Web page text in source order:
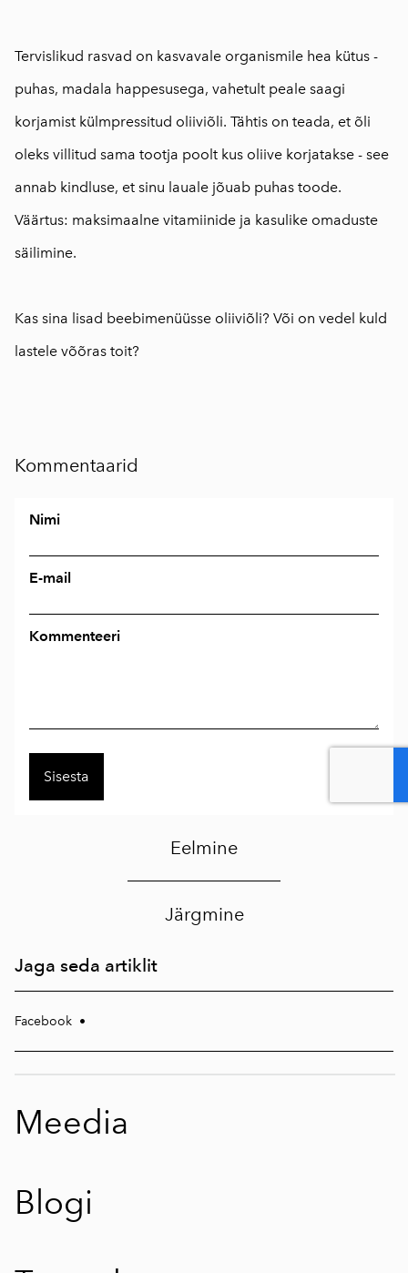
Tervislikud rasvad on kasvavale organismile hea kütus -
puhas, madala happesusega, vahetult peale saagi
korjamist külmpressitud oliiviõli. Tähtis on teada, et õli
oleks villitud sama tootja poolt kus oliive korjatakse - see
annab kindluse, et sinu lauale jõuab puhas toode.
Väärtus: maksimaalne vitamiinide ja kasulike omaduste
säilimine.
Kas sina lisad beebimenüüsse oliiviõli? Või on vedel kuld
lastele võõras toit?
Kommentaarid
Nimi
E-mail
Kommenteeri
Eelmine
Järgmine
Jaga seda artiklit
Facebook •
Meedia
Blogi